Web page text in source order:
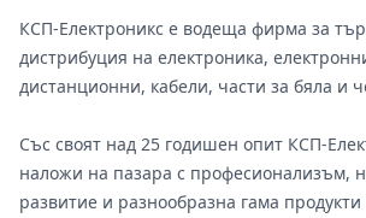
КСП-Електроникс е водеща фирма за
дистрибуция на електроника,
дистанционни, кабели, части за бяла и
Със своят над 25 годишен опит КСП-
наложи на пазара с професионализъм,
развитие и разнообразна гама продукти